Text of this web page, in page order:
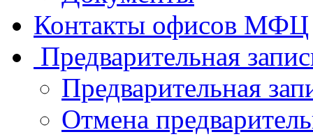
Контакты офисов МФЦ
Предварительная
Предварительная
Отмена